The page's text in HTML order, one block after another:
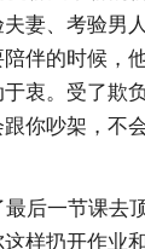
妻、考验男
伴的时候，
衷。受了欺
你吵架，不
后一节课去
样扔开作业